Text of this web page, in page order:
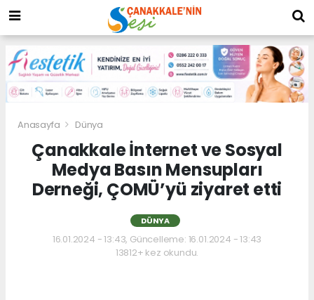
Anasayfa Dünya
Çanakkale İnternet ve Sosyal
Medya Basın Mensupları
Derneği, ÇOMÜ’yü ziyaret etti
DÜNYA
16.01.2024 - 13:43, Güncelleme: 16.01.2024 - 13:43
13812+ kez okundu.